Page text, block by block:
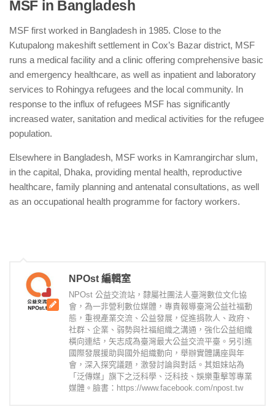
MSF in Bangladesh
MSF first worked in Bangladesh in 1985. Close to the
Kutupalong makeshift settlement in Cox’s Bazar district, MSF
runs a medical facility and a clinic offering comprehensive basic
and emergency healthcare, as well as inpatient and laboratory
services to Rohingya refugees and the local community. In
response to the influx of refugees MSF has significantly
increased water, sanitation and medical activities for the refugee
population.
Elsewhere in Bangladesh, MSF works in Kamrangirchar slum,
in the capital, Dhaka, providing mental health, reproductive
healthcare, family planning and antenatal consultations, as well
as an occupational health programme for factory workers.
NPOst 編輯室
NPOst 公益交流站，隸屬社團法人臺灣數位文化協
會，為一非營利數位媒體，專責報導臺灣公益社福動
態，重視產業交流、公益發展，促進捐款人、政府、
社群、企業、弱勢與社福組織之溝通，強化公益組織
橫向連結，矢志成為臺灣最大公益交流平臺。另引進
國際發展援助與國外組織動向，舉辦實體講座與年
會，深入探究議題，激發討論與對話。其姐妹站為
「泛傳媒」旗下之泛科學、泛科技、娛樂重擊等專業
媒體。臉書：https://www.facebook.com/npost.tw